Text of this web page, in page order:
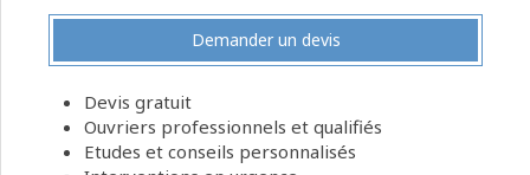
Demander un devis
Devis gratuit
Ouvriers professionnels et qualifiés
Etudes et conseils personnalisés